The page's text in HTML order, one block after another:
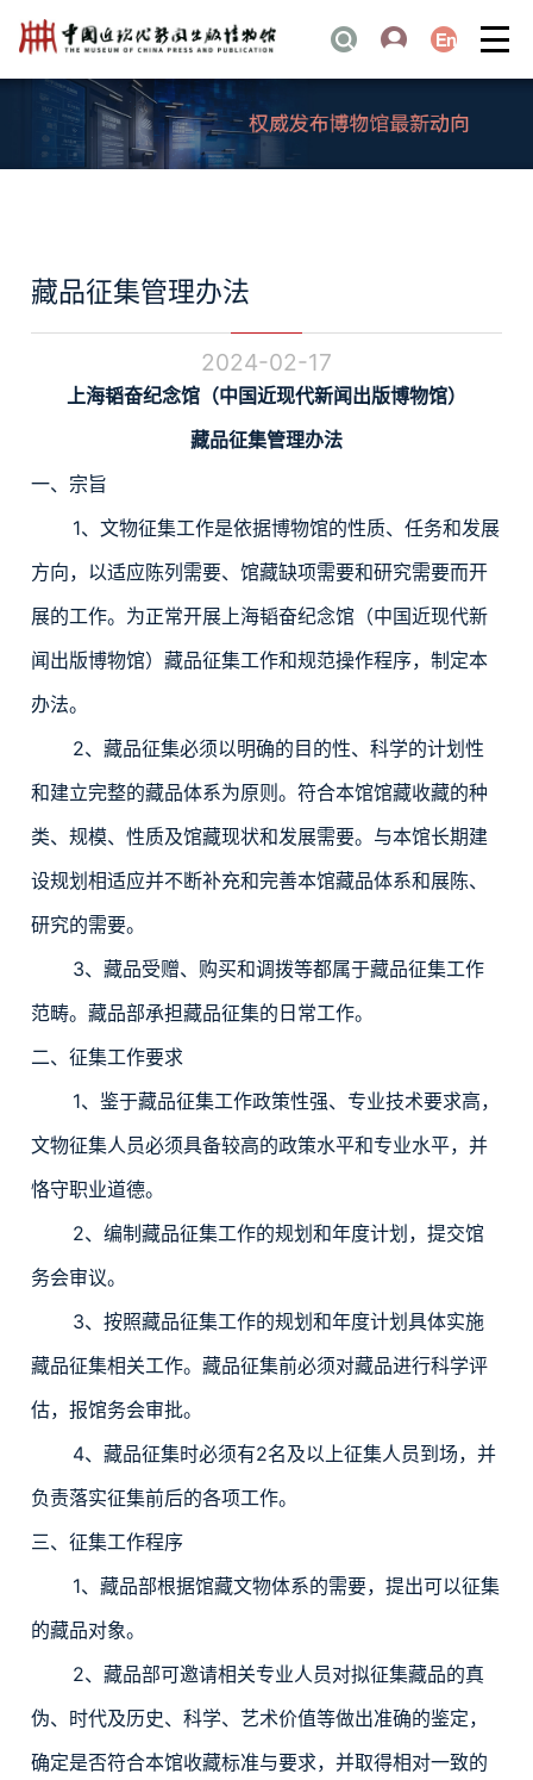
藏品征集管理办法
2024-02-17
上海韬奋纪念馆（中国近现代新闻出版博物馆）
藏品征集管理办法
一、宗旨
1、文物征集工作是依据博物馆的性质、任务和发展
方向，以适应陈列需要、馆藏缺项需要和研究需要而开
展的工作。为正常开展上海韬奋纪念馆（中国近现代新
闻出版博物馆）藏品征集工作和规范操作程序，制定本
办法。
2、藏品征集必须以明确的目的性、科学的计划性
和建立完整的藏品体系为原则。符合本馆馆藏收藏的种
类、规模、性质及馆藏现状和发展需要。与本馆长期建
设规划相适应并不断补充和完善本馆藏品体系和展陈、
研究的需要。
3、藏品受赠、购买和调拨等都属于藏品征集工作
范畴。藏品部承担藏品征集的日常工作。
二、征集工作要求
1、鉴于藏品征集工作政策性强、专业技术要求高，
文物征集人员必须具备较高的政策水平和专业水平，并
恪守职业道德。
2、编制藏品征集工作的规划和年度计划，提交馆
务会审议。
3、按照藏品征集工作的规划和年度计划具体实施
藏品征集相关工作。藏品征集前必须对藏品进行科学评
估，报馆务会审批。
4、藏品征集时必须有2名及以上征集人员到场，并
负责落实征集前后的各项工作。
三、征集工作程序
1、藏品部根据馆藏文物体系的需要，提出可以征集
的藏品对象。
2、藏品部可邀请相关专业人员对拟征集藏品的真
伪、时代及历史、科学、艺术价值等做出准确的鉴定，
确定是否符合本馆收藏标准与要求，并取得相对一致的